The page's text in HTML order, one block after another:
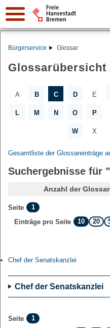
Suche:
Bürgerservice Glossar
Glossarübersicht
A B C D E
L M N O P
W X
Gesamtliste der Glossareinträge
Suchergebnisse für
Anzahl der
Seite
1
Einträge pro Seite
10 20
Chef der Senatskanzlei
Chef der Senatskanzlei
Seite
1